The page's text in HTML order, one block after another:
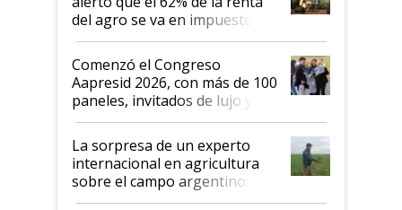
del agro se va en impuestos:
"No es bueno que en
Argentina se sigan discutiendo
las mismas cosas de hace 50
años"
Comenzó el Congreso
Aapresid 2026, con más de 100
paneles, invitados de lujo y
todas las tendencias
La sorpresa de un experto
internacional en agricultura
sobre el campo argentino:
"Estoy muy impresionado"